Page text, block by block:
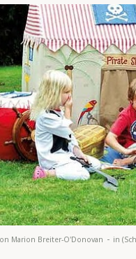
Marion Breiter-O'Donovan - in